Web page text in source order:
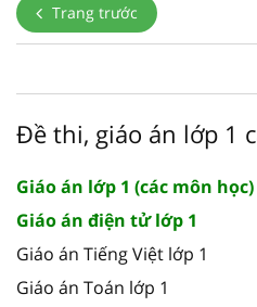
Trang trước
Đề thi, giáo án lớp 1
Giáo án lớp 1 (các môn học)
Giáo án điện tử lớp 1
Giáo án Tiếng Việt lớp 1
Giáo án Toán lớp 1